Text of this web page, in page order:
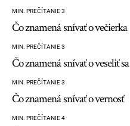
MIN. PREČÍTANIE 3
Čo znamená snívať o večierka
MIN. PREČÍTANIE 3
Čo znamená snívať o veseliť sa
MIN. PREČÍTANIE 3
Čo znamená snívať o vernosť
MIN. PREČÍTANIE 4